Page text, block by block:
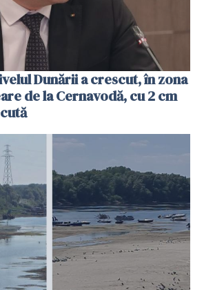
Dunării a crescut, în zona
de la Cernavodă, cu 2 cm